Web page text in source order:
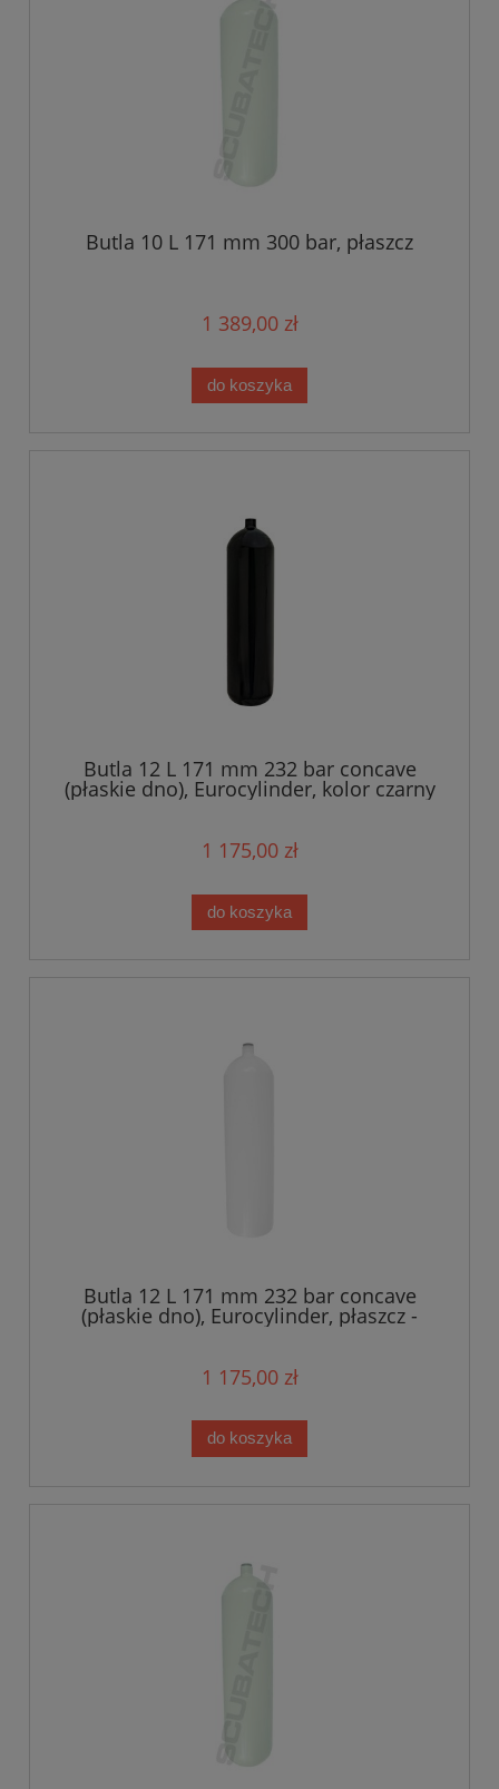
Butla 10 L 171 mm 300 bar, płaszcz
1 389,00 zł
do koszyka
Butla 12 L 171 mm 232 bar concave
(płaskie dno), Eurocylinder, kolor czarny
- Military Line
1 175,00 zł
do koszyka
Butla 12 L 171 mm 232 bar concave
(płaskie dno), Eurocylinder, płaszcz -
biała - TECLINE
1 175,00 zł
do koszyka